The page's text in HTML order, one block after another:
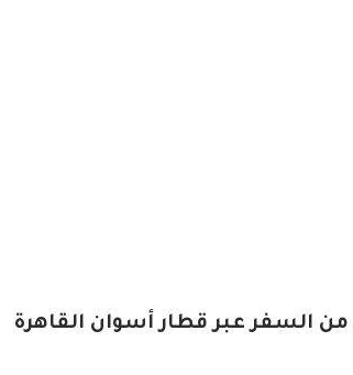
السفر عبر قطار أسوان القاهرة